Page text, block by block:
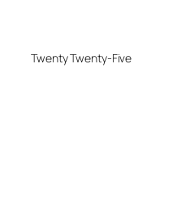
Twenty Twenty-Five